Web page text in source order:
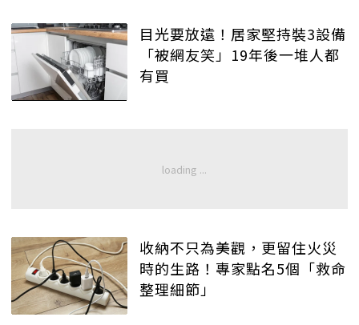
目光要放遠！居家堅持裝3設備
「被網友笑」19年後一堆人都
有買
收納不只為美觀，更留住火災
時的生路！專家點名5個「救命
整理細節」